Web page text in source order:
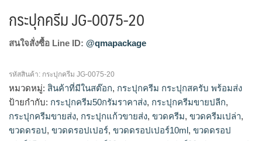
กระปุกครีม JG-0075-20
สนใจสั่งซื้อ Line ID: @qmapackage
รหัสสินค้า: กระปุกครีม JG-0075-20
หมวดหมู่: สินค้าที่มีในสต๊อก, กระปุกครีม กระปุกสครับ พร้อมส่ง
ป้ายกำกับ: กระปุกครีม50กรัมราคาส่ง, กระปุกครีมขายปลีก,
กระปุกครีมขายส่ง, กระปุกแก้วขายส่ง, ขวดครีม, ขวดครีมเปล่า,
ขวดดรอป, ขวดดรอปเปอร์, ขวดดรอปเปอร์10ml, ขวดดรอป